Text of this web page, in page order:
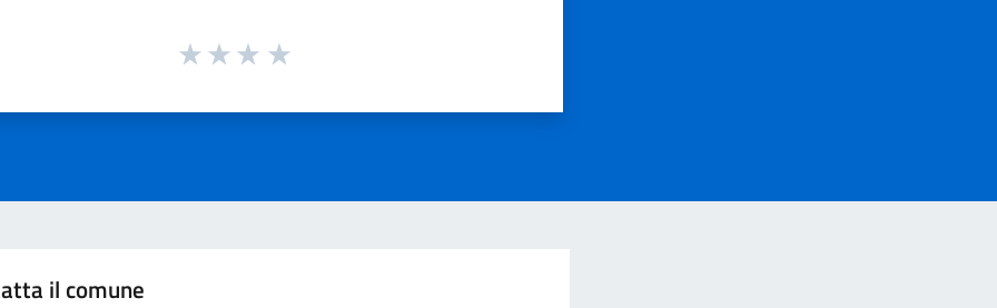
il comune